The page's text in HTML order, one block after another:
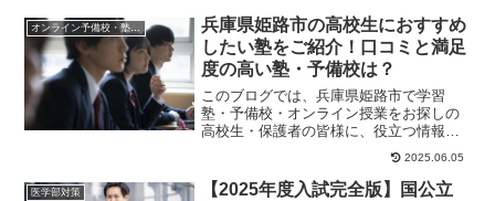
オンライン予備校・塾の活用法
兵庫県姫路市の高校生におすすめ
したい塾をご紹介！口コミと満足
度の高い塾・予備校は？
このブログでは、兵庫県姫路市で学習
塾・予備校・オンライン授業をお探しの
高校生・保護者の皆様に、役立つ情報や
ヒントになる情報をお伝えします。高校
2025.06.05
医学部対策
【2025年度入試完全版】国公立